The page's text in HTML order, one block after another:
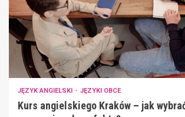
JĘZYK ANGIELSKI JĘZYKI OBCE
Kurs angielskiego Kraków – jak